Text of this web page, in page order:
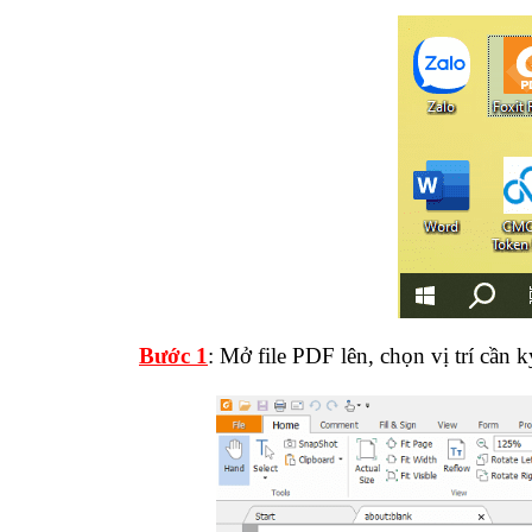
Bước 1: Mở file PDF lên, chọn vị trí cần